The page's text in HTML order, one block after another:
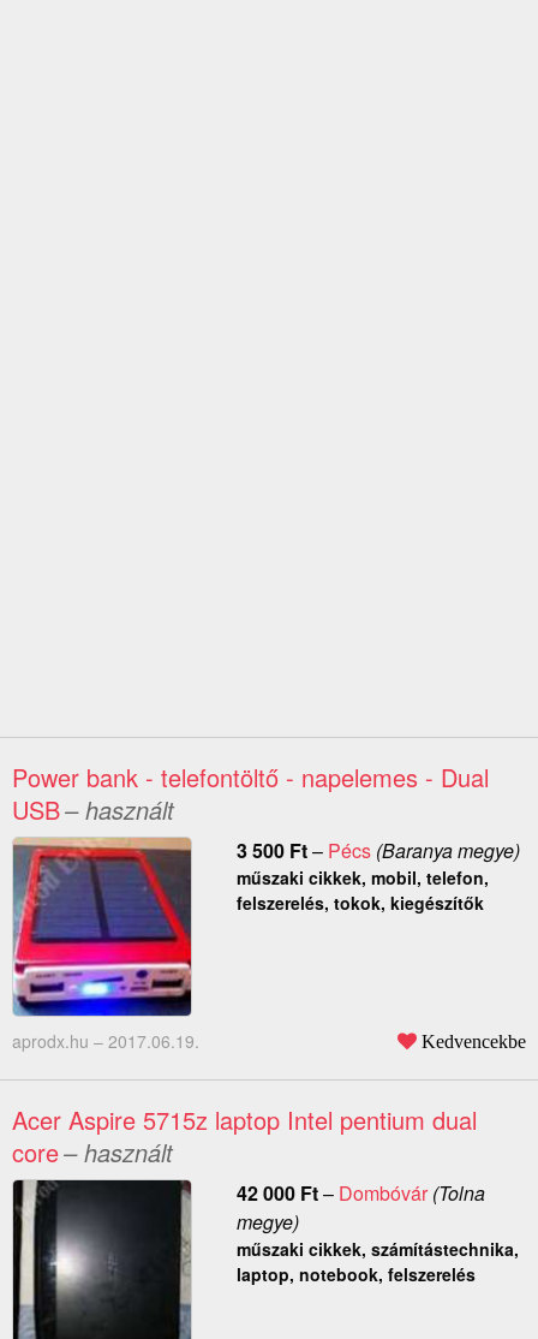
Power bank - telefontöltő - napelemes - Dual
USB– használt
3 500 Ft– Pécs(Baranya megye)
műszaki cikkek, mobil, telefon,
felszerelés, tokok, kiegészítők
aprodx.hu – 2017.06.19. Kedvencekbe
Acer Aspire 5715z laptop Intel pentium dual
core– használt
42 000 Ft– Dombóvár(Tolna
megye)
műszaki cikkek, számítástechnika,
laptop, notebook, felszerelés